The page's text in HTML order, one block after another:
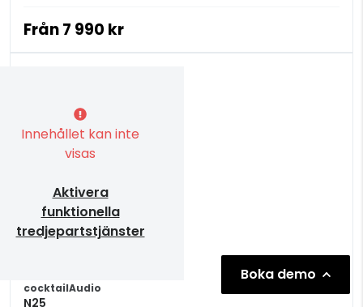
Från7 990 kr
Innehållet kan inte
visas
Aktivera
funktionella
tredjepartstjänster
cocktailAudio
N25
Boka demo